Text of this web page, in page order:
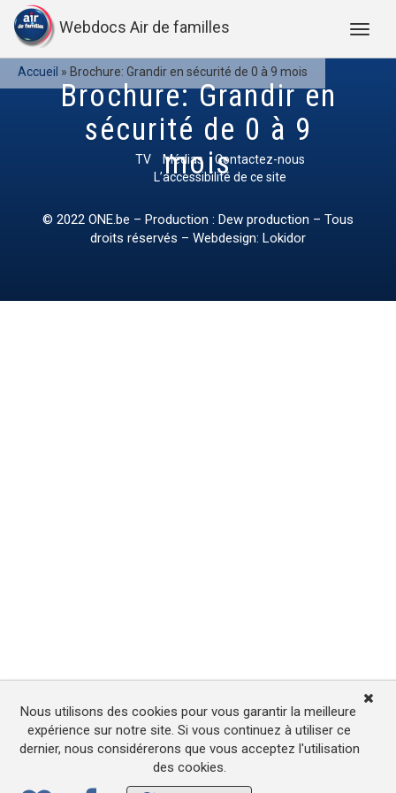
Webdocs Air de familles
Accueil » Brochure: Grandir en sécurité de 0 à 9 mois
Brochure: Grandir en
sécurité de 0 à 9
mois
TV Médias
Contactez-nous
L’accessibilité de ce site
© 2022 ONE.be – Production : Dew production – Tous
droits réservés – Webdesign: Lokidor
Nous utilisons des cookies pour vous garantir la meilleure
expérience sur notre site. Si vous continuez à utiliser ce
dernier, nous considérerons que vous acceptez l'utilisation
des cookies.